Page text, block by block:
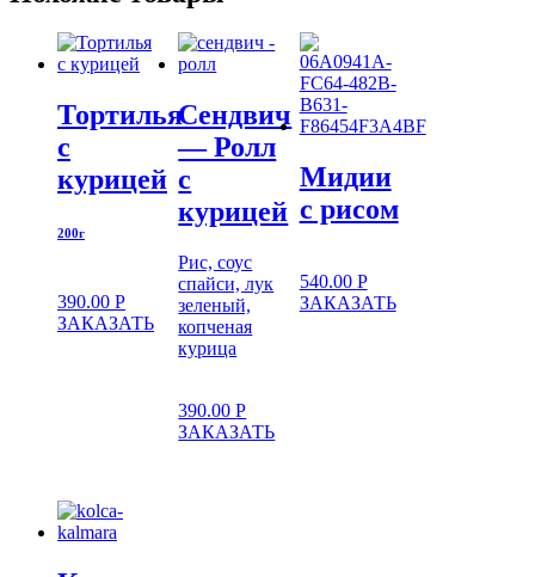
Тортилья
с
курицей
200г
390.00 Р
ЗАКАЗАТЬ
Сендвич
— Ролл
с
курицей
Рис, соус
спайси, лук
зеленый,
копченая
курица
390.00Р
ЗАКАЗАТЬ
Мидии
с рисом
540.00 Р
ЗАКАЗАТЬ